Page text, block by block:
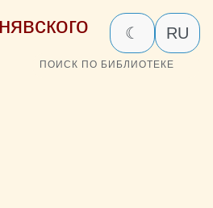
☾ RU
ПОИСК ПО БИБЛИОТЕКЕ